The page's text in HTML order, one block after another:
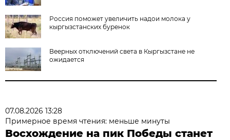
Россия поможет увеличить надои молока у
кыргызстанских буренок
Веерных отключений света в Кыргызстане не
ожидается
07.08.2026 13:28
Примерное время чтения: меньше минуты
Восхождение на пик Победы станет